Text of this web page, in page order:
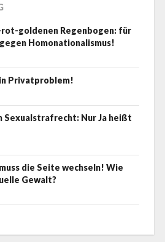
rot-goldenen Regenbogen: für
Homonationalismus!
Privatproblem!
Sexualstrafrecht: Nur Ja heißt
die Seite wechseln! Wie
Gewalt?